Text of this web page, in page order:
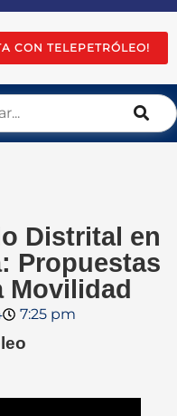
CON TELEPETRÓLEO!
Distrital en
Propuestas
Movilidad
7:25 pm